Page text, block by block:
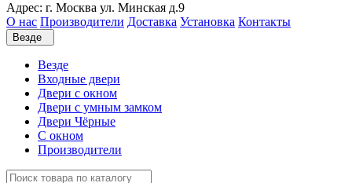
Адрес: г. Москва ул. Минская д.9
О нас Производители Доставка Установка Контакты
Везде
Везде
Входные двери
Двери с окном
Двери с умным замком
Двери Чёрные
C окном
Производители